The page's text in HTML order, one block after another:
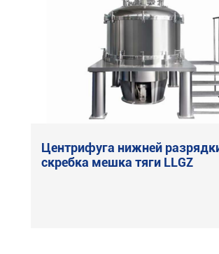
Центрифуга нижней
скребка мешка тяги LLGZ